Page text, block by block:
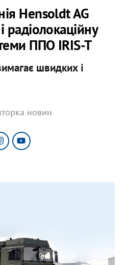
Hensoldt AG
радіолокаційну
ППО IRIS-T
швидких і
новин